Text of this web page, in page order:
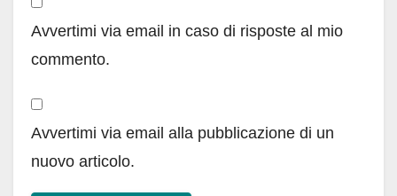
Avvertimi via email in caso di risposte al mio
commento.
Avvertimi via email alla pubblicazione di un
nuovo articolo.